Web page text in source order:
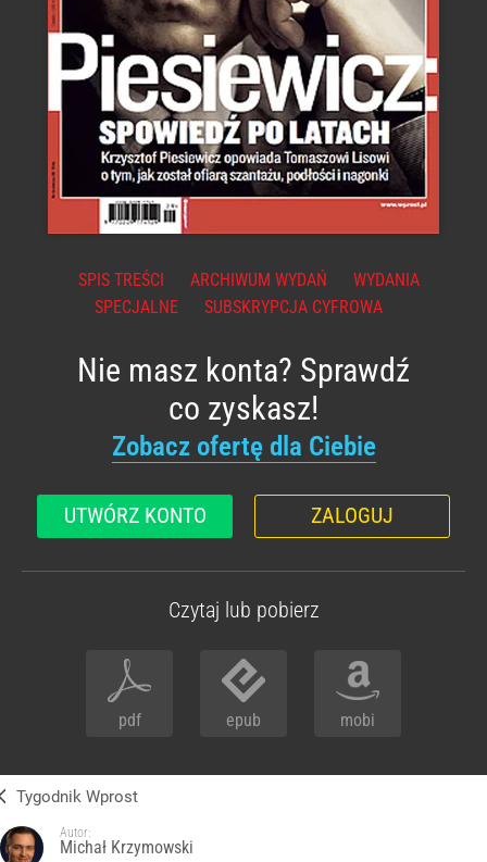
SPIS TREŚCI ARCHIWUM WYDAŃ
WYDANIA
SPECJALNE
SUBSKRYPCJA CYFROWA
Nie masz konta? Sprawdź
co zyskasz!
Zobacz ofertę dla Ciebie
UTWÓRZ KONTO ZALOGUJ
Czytaj lub pobierz
pdf epub mobi
Tygodnik Wprost
Autor:
Michał Krzymowski